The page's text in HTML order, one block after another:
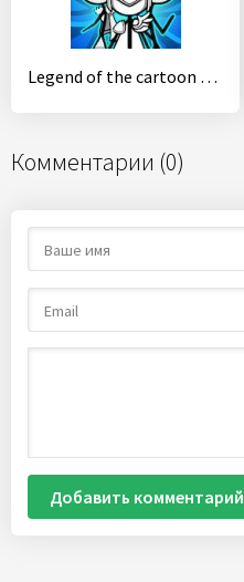
Legend of the cartoon - idle RPG
Комментарии (0)
Добавить комментарий